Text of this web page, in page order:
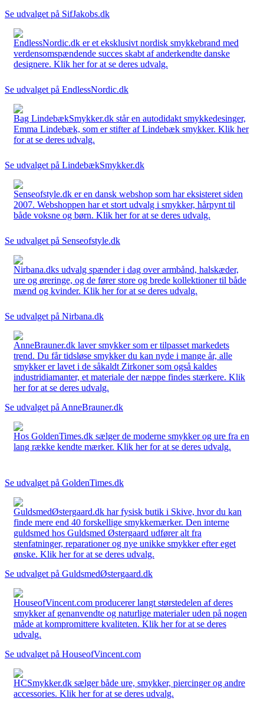
Se udvalget på SifJakobs.dk
EndlessNordic.dk er et eksklusivt nordisk smykkebrand med
verdensomspændende succes skabt af anderkendte danske
designere. Klik her for at se deres udvalg.
Se udvalget på EndlessNordic.dk
Bag LindebækSmykker.dk står en autodidakt smykkedesinger,
Emma Lindebæk, som er stifter af Lindebæk smykker. Klik her
for at se deres udvalg.
Se udvalget på LindebækSmykker.dk
Senseofstyle.dk er en dansk webshop som har eksisteret siden
2007. Webshoppen har et stort udvalg i smykker, hårpynt til
både voksne og børn. Klik her for at se deres udvalg.
Se udvalget på Senseofstyle.dk
Nirbana.dks udvalg spænder i dag over armbånd, halskæder,
ure og øreringe, og de fører store og brede kollektioner til både
mænd og kvinder. Klik her for at se deres udvalg.
Se udvalget på Nirbana.dk
AnneBrauner.dk laver smykker som er tilpasset markedets
trend. Du får tidsløse smykker du kan nyde i mange år, alle
smykker er lavet i de såkaldt Zirkoner som også kaldes
industridiamanter, et materiale der næppe findes stærkere. Klik
her for at se deres udvalg.
Se udvalget på AnneBrauner.dk
Hos GoldenTimes.dk sælger de moderne smykker og ure fra en
lang række kendte mærker. Klik her for at se deres udvalg.
Se udvalget på GoldenTimes.dk
GuldsmedØstergaard.dk har fysisk butik i Skive, hvor du kan
finde mere end 40 forskellige smykkemærker. Den interne
guldsmed hos Guldsmed Østergaard udfører alt fra
stenfatninger, reparationer og nye unikke smykker efter eget
ønske. Klik her for at se deres udvalg.
Se udvalget på GuldsmedØstergaard.dk
HouseofVincent.com producerer langt størstedelen af deres
smykker af genanvendte og naturlige materialer uden på nogen
måde at kompromittere kvaliteten. Klik her for at se deres
udvalg.
Se udvalget på HouseofVincent.com
HCSmykker.dk sælger både ure, smykker, piercinger og andre
accessories. Klik her for at se deres udvalg.